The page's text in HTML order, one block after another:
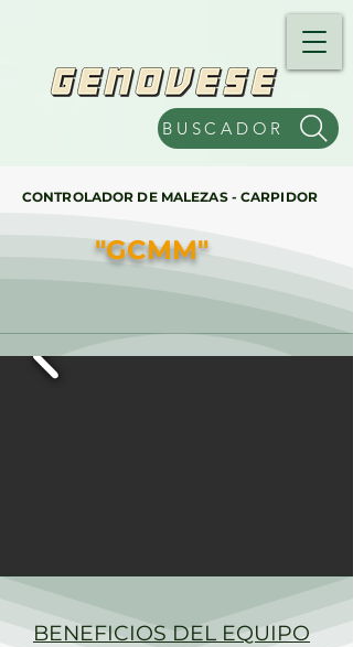
BUSCADOR
CONTROLADOR DE MALEZAS - CARPIDOR
"GCMM"
BENEFICIOS DEL EQUIPO